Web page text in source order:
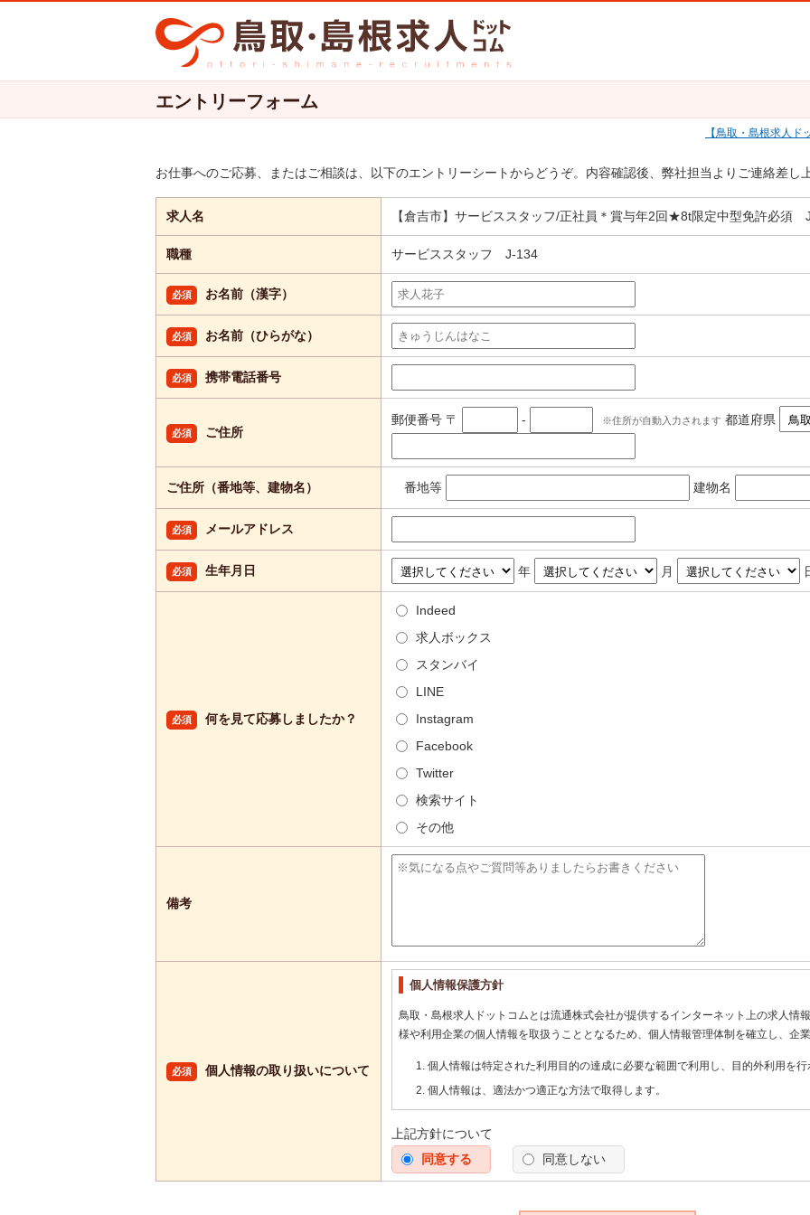
エントリーフォーム
鳥取・島根求人ド
お仕事へのご応募、またはご相談は、以下のエントリーシートからどうぞ。内容確認後、弊社担当よりご連絡差し
求人名 【倉吉市】サービススタッフ/正社員＊賞与年2回★8t限定中型免許必須
職種 サービススタッフ J-134
必須 お名前（漢字）
必須 お名前（ひらがな）
必須 携帯電話番号
必須 ご住所
郵便番号 〒 - 住所が自動入力されます 都道府県
ご住所（番地等、建物名） 番地等 建物名
必須 メールアドレス
必須 生年月日 年 月
必須 何を見て応募しましたか？
Indeed
求人ボックス
スタンバイ
LINE
Instagram
Facebook
Twitter
検索サイト
その他
備考
必須 個人情報の取り扱いについて
個人情報保護方針
鳥取・島根求人ドットコムとは流通株式会社が提供するインターネット上の求人情
様や利用企業の個人情報を取扱うこととなるため、個人情報管理体制を確立し、企
個人情報は特定された利用目的の達成に必要な範囲で利用し、目的外利用を
個人情報は、適法かつ適正な方法で取得します。
個人情報は、本人の同意なく第三者に提供しません。
個人情報の管理にあたっては、漏洩・滅失・毀損の防止及び是正、その他の
う努めます。
個人情報保護に関する法令、国の定める指針、業界規範・慣習、公序良俗を
上記方針について
同意する
同意しない